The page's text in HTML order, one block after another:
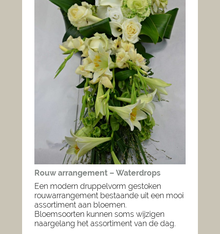
Rouw arrangement – Waterdrops
Een modern druppelvorm gestoken
rouwarrangement bestaande uit een mooi
assortiment aan bloemen.
Bloemsoorten kunnen soms wijzigen
naargelang het assortiment van de dag.